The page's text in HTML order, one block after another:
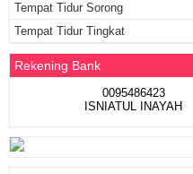
Tempat Tidur Sorong
Tempat Tidur Tingkat
Rekening Bank
0095486423
ISNIATUL INAYAH